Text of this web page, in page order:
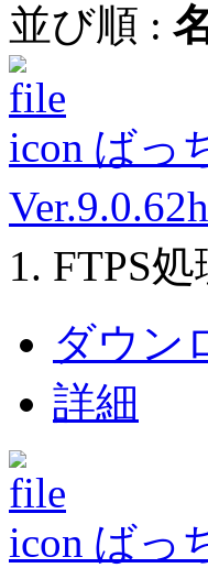
並び順 :
ばっ
Ver.9.0.62
1. FTPS
ダウン
詳細
ばっ